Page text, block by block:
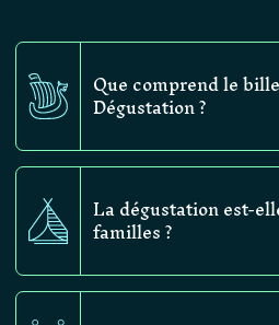
Que comprend le
Dégustation ?
Cité Immersive Viking
dégustation à la fin du
adultes ou un élixir
La dégustation est-
familles ?